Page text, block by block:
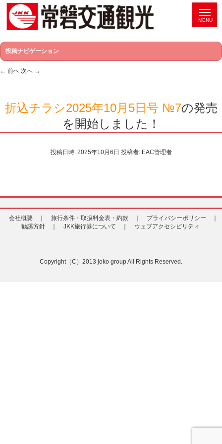
投稿ナビゲーション
← 前へ 次へ →
折込チラシ2025年10月5日号 №7の発売
を開始しました！
投稿日時: 2025年10月6日 投稿者: EAC管理者
会社概要 ｜ 旅行条件・取扱料金表・約款 ｜
プライバシーポリシー ｜
勧誘方針 ｜
JKK旅行券について ｜ ウェブアクセシビリティ
Copyright（C）2013 joko group All Rights Reserved.